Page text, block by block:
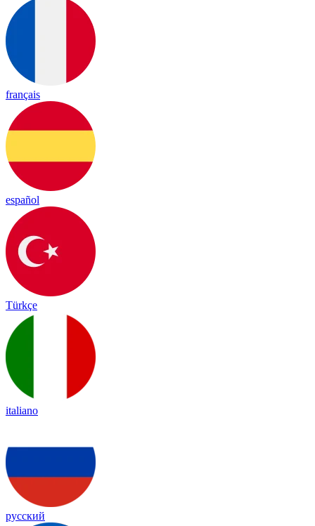
français
español
Türkçe
italiano
русский